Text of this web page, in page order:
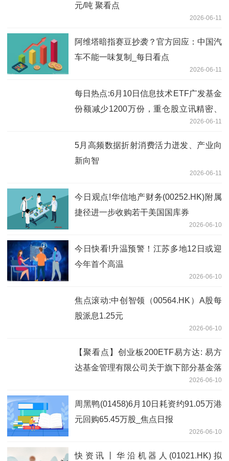
元/吨 聚看点
2026-06-11
阿维塔暗指赛豆抄袭？官方回应：中国汽
车不能一味复制_每日看点
2026-06-11
每日热点:6月10日信息技术ETF广发基金
份额减少1200万份，重仓股立讯精密、
2026-06-11
5月高频数据折射消费活力迸发、产业向
新向智
2026-06-11
今日观点!华信地产财务(00252.HK)附属
捷径进一步收购若干美国国库券
2026-06-10
今日快看!升温预警！江苏多地12日或迎
今年首个高温
2026-06-10
焦点滚动:中创智领（00564.HK）A股每
股派息1.25元
2026-06-10
【聚看点】创业板200ETF易方达: 易方
达基金管理有限公司关于旗下部分基金落
实创业板中盘200指数编制方案修订相关
安排的公告
2026-06-10
周黑鸭(01458)6月10日耗资约91.05万港
元回购65.45万股_焦点日报
2026-06-10
快资讯丨华沿机器人(01021.HK)拟